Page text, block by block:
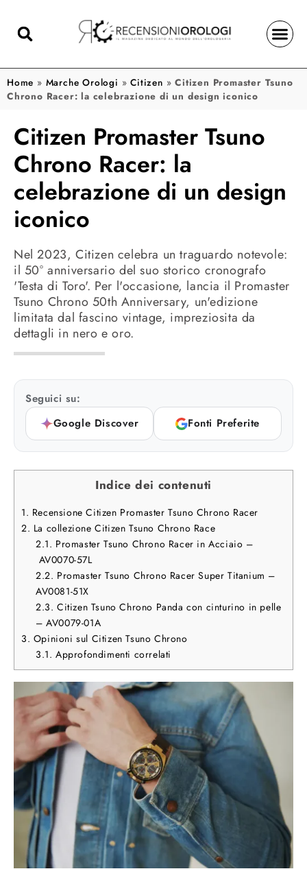
Home » Marche Orologi »Citizen »Citizen Promaster Tsuno
Chrono Racer: la celebrazione di un design iconico
Citizen Promaster Tsuno
Chrono Racer: la
celebrazione di un design
iconico
Nel 2023, Citizen celebra un traguardo notevole:
il 50° anniversario del suo storico cronografo
'Testa di Toro'. Per l'occasione, lancia il Promaster
Tsuno Chrono 50th Anniversary, un'edizione
limitata dal fascino vintage, impreziosita da
dettagli in nero e oro.
Seguici su:
Google Discover
Fonti Preferite
Indice dei contenuti
1. Recensione Citizen Promaster Tsuno Chrono Racer
2. La collezione Citizen Tsuno Chrono Race
2.1. Promaster Tsuno Chrono Racer in Acciaio –
AV0070-57L
2.2. Promaster Tsuno Chrono Racer Super Titanium –
AV0081-51X
2.3. Citizen Tsuno Chrono Panda con cinturino in pelle
– AV0079-01A
3. Opinioni sul Citizen Tsuno Chrono
3.1. Approfondimenti correlati